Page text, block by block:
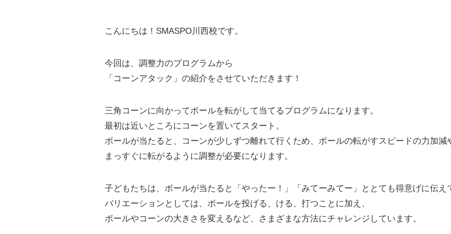
こんにちは！SMASPO川西校です。
今回は、調整力のプログラムから
「コーンアタック」の紹介をさせていただきます！
三角コーンに向かってボールを転がして当てるプログラムになります。
最初は近いところにコーンを置いてスタート。
ボールが当たると、コーンが少しずつ離れて行くため、ボールの転がすスピードの力加減
まっすぐに転がるように調整が必要になります。
子どもたちは、ボールが当たると「やったー！」「みてーみてー」ととても得意げに伝え
バリエーションとしては、ボールを投げる、ける、打つことに加え、
ボールやコーンの大きさを変えるなど、さまざまな方法にチャレンジしています。